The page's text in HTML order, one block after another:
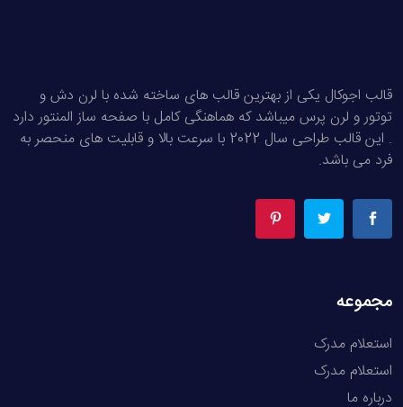
قالب اجوکال یکی از بهترین قالب های ساخته شده با لرن دش و
توتور و لرن پرس میباشد که هماهنگی کامل با صفحه ساز المنتور دارد
. این قالب طراحی سال 2022 با سرعت بالا و قابلیت های منحصر به
فرد می باشد.
مجموعه
استعلام مدرک
استعلام مدرک
درباره ما